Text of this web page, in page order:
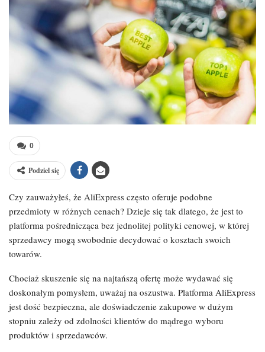
0
Podziel się
Czy zauważyłeś, że AliExpress często oferuje podobne
przedmioty w różnych cenach? Dzieje się tak dlatego, że jest to
platforma pośrednicząca bez jednolitej polityki cenowej, w której
sprzedawcy mogą swobodnie decydować o kosztach swoich
towarów.
Chociaż skuszenie się na najtańszą ofertę może wydawać się
doskonałym pomysłem, uważaj na oszustwa. Platforma AliExpress
jest dość bezpieczna, ale doświadczenie zakupowe w dużym
stopniu zależy od zdolności klientów do mądrego wyboru
produktów i sprzedawców.